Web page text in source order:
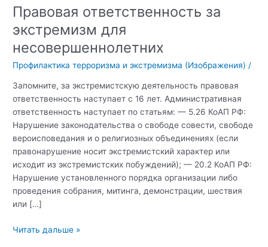
Правовая ответственность за
экстремизм для
несовершеннолетних
Профилактика терроризма и экстремизма (Изображения) /
Запомните, за экстремистскую деятельность правовая
ответственность наступает с 16 лет. Административная
ответственность наступает по статьям: — 5.26 КоАП РФ:
Нарушение законодательства о свободе совести, свободе
вероисповедания и о религиозных объединениях (если
правонарушение носит экстремистский характер или
исходит из экстремистских побуждений); — 20.2 КоАП РФ:
Нарушение установленного порядка организации либо
проведения собрания, митинга, демонстрации, шествия
или […]
Правовая
Читать дальше »